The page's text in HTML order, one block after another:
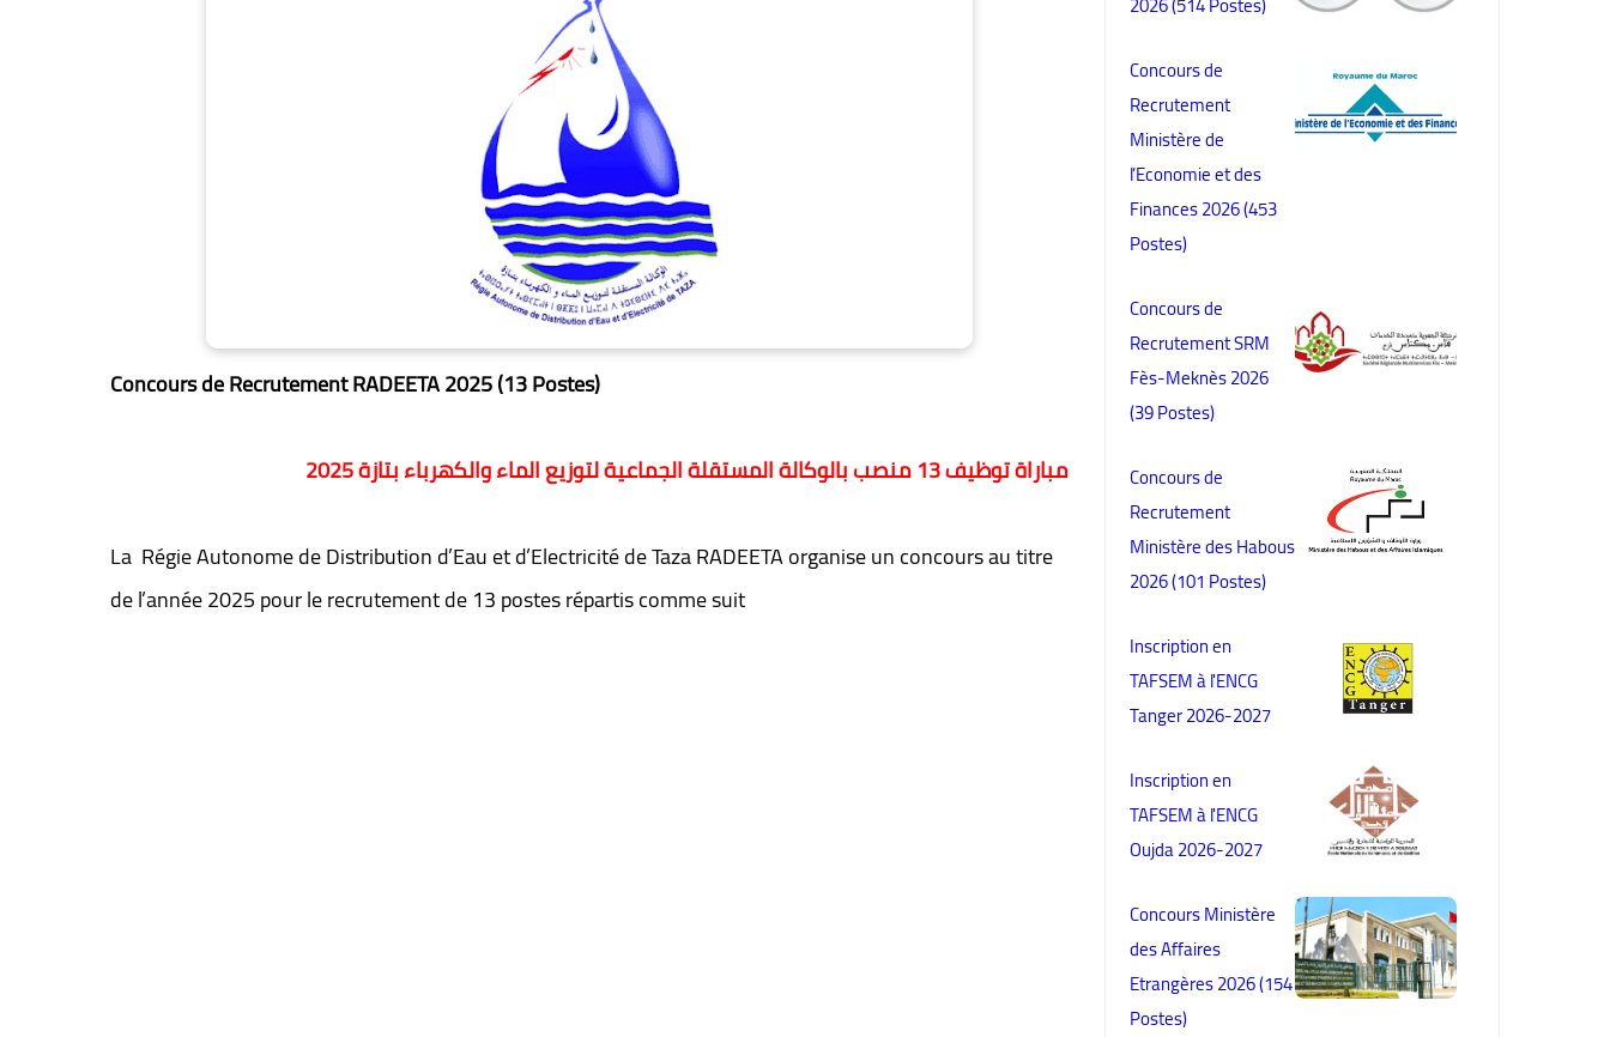
Concours de Recrutement RADEETA 2025 (13 Postes)
مباراة توظيف 13 منصب بالوكالة المستقلة الجماعية لتوزيع الماء والكهرباء بتازة 2025
La Régie Autonome de Distribution d’Eau et d’Electricité de Taza RADEETA organise un concours au titre
de l’année 2025 pour le recrutement de 13 postes répartis comme suit
Concours de
Recrutement
Ministère de
l’Economie et des
Finances 2026 (453
Postes)
Concours de
Recrutement SRM
Fès-Meknès 2026
(39 Postes)
Concours de
Recrutement
Ministère des Habous
2026 (101 Postes)
Inscription en
TAFSEM à l'ENCG
Tanger 2026-2027
Inscription en
TAFSEM à l'ENCG
Oujda 2026-2027
Concours Ministère
des Affaires
Etrangères 2026 (154
Postes)